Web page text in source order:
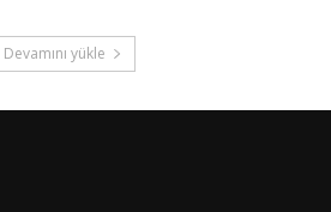
Devamını yükle